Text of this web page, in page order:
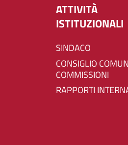
ATTIVITÀ
ISTITUZIONALI
SINDACO
CONSIGLIO COMUNALE E
COMMISSIONI
RAPPORTI